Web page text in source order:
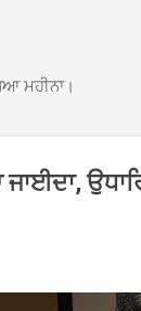
ਮਹੀਨਾ।